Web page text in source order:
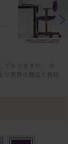
ておりますが、 お
り実際の商品と色味